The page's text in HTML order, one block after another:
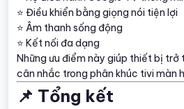
⭐ Điều khiển bằng giọng nói tiện lợi
⭐ Âm thanh sống động
⭐ Kết nối đa dạng
Những ưu điểm này giúp thiết bị trở
cân nhắc trong phân khúc tivi màn
📌 Tổng kết